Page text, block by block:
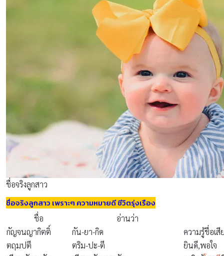
ชื่อจริงลูกสาว
ชื่อจริงลูกสาว เพราะๆ ความหมายดี ชีวิตรุ่งเรือง
ชื่อ
อ่านว่า
กัญจนญากิตติ์
กัน-ยา-กิด
ความรู้ชื่อเสี
ตฤมปตี
ตริม-ปะ-ตี
ยินดี,พอใจ